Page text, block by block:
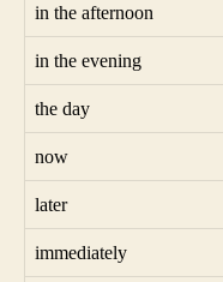
in the afternoon
in the evening
the day
now
later
immediately